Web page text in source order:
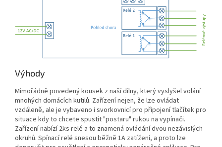
Výhody
Mimořádně povedený kousek z naší dílny, který vyslyšel volání
mnohých domácích kutilů. Zařízení nejen, že lze ovládat
vzdáleně, ale je vybaveno i svorkovnicí pro připojení tlačítek pro
situace kdy to chcete spustit "postaru" rukou na vypínači.
Zařízení nabízí 2ks relé a to znamená ovládání dvou nezávislých
okruhů. Spínací relé snesou běžně 1A zatížení, a proto lze